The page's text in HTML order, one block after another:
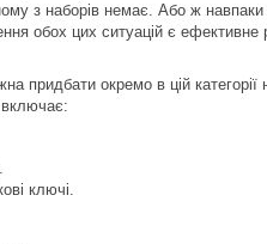
з наборів немає. Або ж
обох цих ситуацій є
придбати окремо в цій
ключі.